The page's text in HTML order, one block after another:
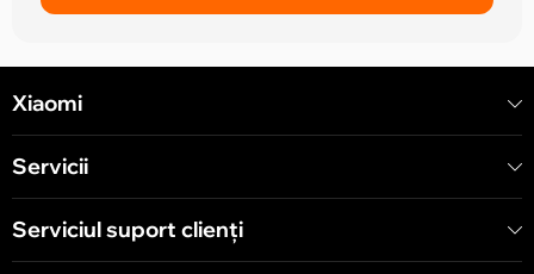
Xiaomi
Servicii
Serviciul suport clienţi